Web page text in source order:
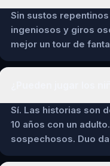
Sin sustos
ingeniosos y giros
mejor un tour de
Sí. Las historias son
10 años con un
sospechosos. Duo